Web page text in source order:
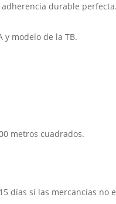
durable
y modelo de la TB.
metros cuadrados.
días si las mercancías no